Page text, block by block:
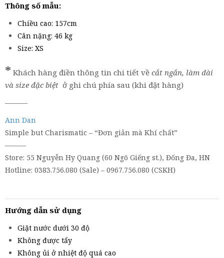
Thông số mẫu:
Chiều cao: 157cm
Cân nặng: 46 kg
Size: XS
* Khách hàng điền thông tin chi tiết về cắt ngắn, làm dài
và size đặc biệt ở ghi chú phía sau (khi đặt hàng)
———
Ann Dan
Simple but Charismatic – “Đơn giản mà Khí chất”
———
Store: 55 Nguyễn Hy Quang (60 Ngõ Giếng st.), Đống Đa, HN
Hotline: 0383.756.080 (Sale) – 0967.756.080 (CSKH)
Hướng dẫn sử dụng
Giặt nước dưới 30 độ
Không được tẩy
Không ủi ở nhiệt độ quá cao